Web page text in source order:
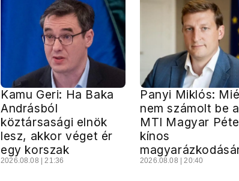
Kamu Geri: Ha Baka
Andrásból
köztársasági elnök
lesz, akkor véget ér
egy korszak
2026.08.08 | 21:36
Panyi Miklós:
nem számolt be
MTI Magyar
kínos
2026.08.08 | 20:40